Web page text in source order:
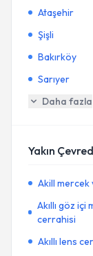
Ataşehir
Şişli
Bakırköy
Sarıyer
Daha fazla
Yakın
Akill
Akıllı göz
cerrahisi
Akıllı lens